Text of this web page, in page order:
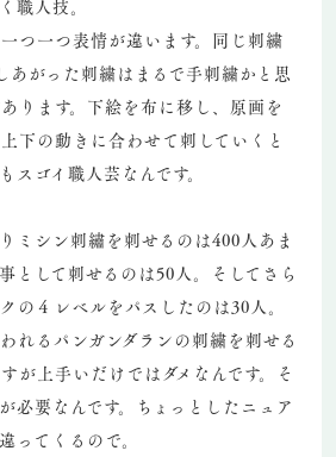
職人技。
つ一つ表情が違います。同じ刺繍
あがった刺繍はまるで手刺繍かと思
ります。下絵を布に移し、原画を
下の動きに合わせて刺していくと
スゴイ職人芸なんです。
ミシン刺繡を刺せるのは400人あま
として刺せるのは50人。そしてさら
の４レベルをパスしたのは30人。
れるパンガンダランの刺繍を刺せる
が上手いだけではダメなんです。そ
必要なんです。ちょっとしたニュア
ってくるので。